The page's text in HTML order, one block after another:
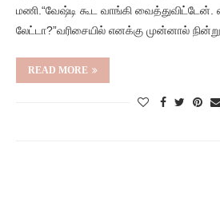
மணி.“வேஷ்டி கூட வாங்கி
லேட்டா?”வரிசையில் எனக்கு முன்னால்
READ MORE